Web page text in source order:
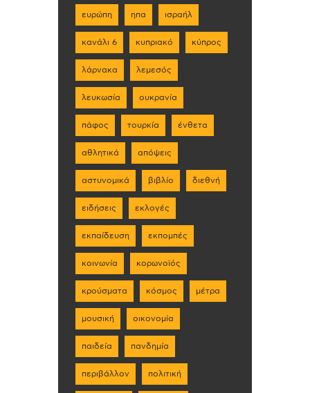
ευρώπη ηπα ισραήλ
κανάλι 6 κυπριακό κύπρος
λάρνακα λεμεσός
λευκωσία ουκρανία
πάφος τουρκία ένθετα
αθλητικά απόψεις
αστυνομικά βιβλίο διεθνή
ειδήσεις εκλογές
εκπαίδευση εκπομπές
κοινωνία κορωνοϊός
κρούσματα κόσμος μέτρα
μουσική οικονομία
παιδεία πανδημία
περιβάλλον πολιτική